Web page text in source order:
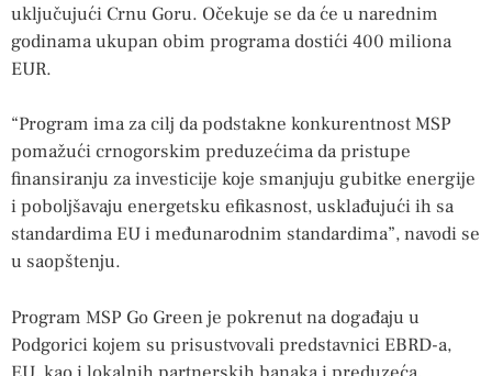
uključujući Crnu Goru. Očekuje se da će u narednim
godinama ukupan obim programa dostići 400 miliona
EUR.
“Program ima za cilj da podstakne konkurentnost MSP
pomažući crnogorskim preduzećima da pristupe
finansiranju za investicije koje smanjuju gubitke energije
i poboljšavaju energetsku efikasnost, usklađujući ih sa
standardima EU i međunarodnim standardima”, navodi se
u saopštenju.
Program MSP Go Green je pokrenut na događaju u
Podgorici kojem su prisustvovali predstavnici EBRD-a,